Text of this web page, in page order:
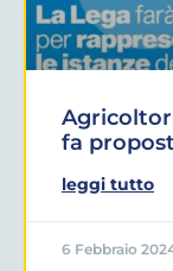
fa
leggi tutto
6 Febbraio